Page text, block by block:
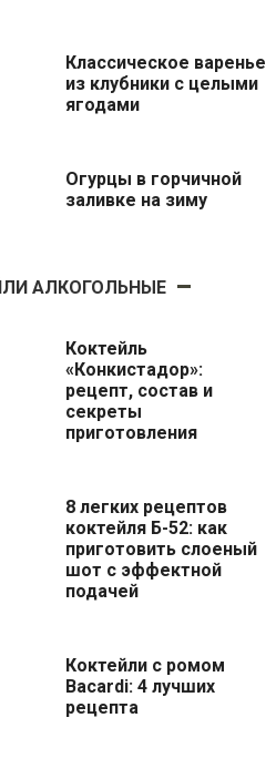
Классическое варенье
из клубники с целыми
ягодами
Огурцы в горчичной
заливке на зиму
АЛКОГОЛЬНЫЕ
Коктейль
«Конкистадор»:
рецепт, состав и
секреты
приготовления
8 легких рецептов
коктейля Б-52: как
приготовить слоеный
шот с эффектной
подачей
Коктейли с ромом
Bacardi: 4 лучших
рецепта